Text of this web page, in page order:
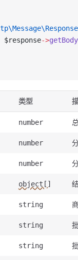
$response->getBody
类型
number
number
number
object[]
string
string
string